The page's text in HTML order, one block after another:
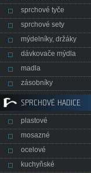
sprchové tyče
sprchové sety
mýdelníky, držáky
dávkovače mýdla
madla
zásobníky
SPRCHOVÉ HADICE
plastové
mosazné
ocelové
kuchyňské